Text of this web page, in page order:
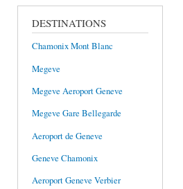
DESTINATIONS
Chamonix Mont Blanc
Megeve
Megeve Aeroport Geneve
Megeve Gare Bellegarde
Aeroport de Geneve
Geneve Chamonix
Aeroport Geneve Verbier